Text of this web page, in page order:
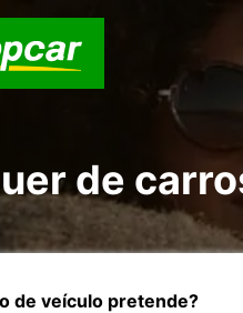
de
de veículo pretende?